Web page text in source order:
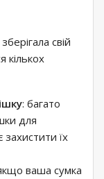
свій
кількох
: багато
для
їх
ваша сумка